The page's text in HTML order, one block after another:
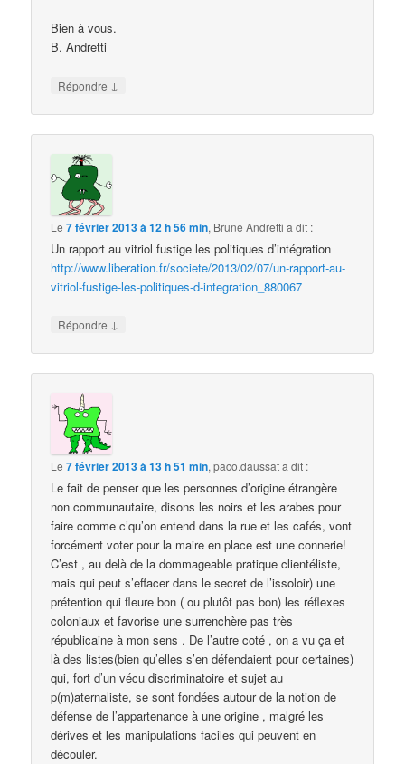
Bien à vous.
B. Andretti
Répondre ↓
Le7 février 2013 à 12 h 56 min, Brune Andretti a dit :
Un rapport au vitriol fustige les politiques d’intégration
http://www.liberation.fr/societe/2013/02/07/un-rapport-au-
vitriol-fustige-les-politiques-d-integration_880067
Répondre ↓
Le7 février 2013 à 13 h 51 min,paco.daussata dit :
Le fait de penser que les personnes d’origine étrangère
non communautaire, disons les noirs et les arabes pour
faire comme c’qu’on entend dans la rue et les cafés, vont
forcément voter pour la maire en place est une connerie!
C’est , au delà de la dommageable pratique clientéliste,
mais qui peut s’effacer dans le secret de l’issoloir) une
prétention qui fleure bon ( ou plutôt pas bon) les réflexes
coloniaux et favorise une surrenchère pas très
républicaine à mon sens . De l’autre coté , on a vu ça et
là des listes(bien qu’elles s’en défendaient pour certaines)
qui, fort d’un vécu discriminatoire et sujet au
p(m)aternaliste, se sont fondées autour de la notion de
défense de l’appartenance à une origine , malgré les
dérives et les manipulations faciles qui peuvent en
découler.